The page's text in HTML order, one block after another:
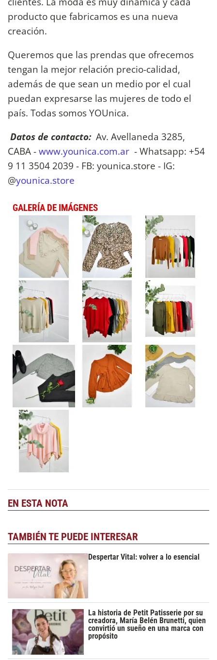
producto que fabricamos es una nueva
creación.
Queremos que las prendas que ofrecemos
tengan la mejor relación precio-calidad,
además de que sean un medio por el cual
puedan expresarse las mujeres de todo el
país. Todas somos YOUnica.
Datos de contacto: Av. Avellaneda 3285,
CABA -www.younica.com.ar - Whatsapp: +54
9 11 3504 2039 - FB: younica.store - IG:
@younica.store
GALERÍA DE IMÁGENES
EN ESTA NOTA
TAMBIÉN TE PUEDE INTERESAR
Despertar Vital: volver a lo esencial
La historia de Petit Patisserie por su
creadora, María Belén Brunetti, quien
convirtió un sueño en una marca con
propósito